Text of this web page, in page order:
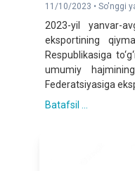
11/10/2023 • So'nggi
2023-yil yanvar-
eksportining
Respublikasiga
umumiy
Federatsiyasiga
Batafsil ...